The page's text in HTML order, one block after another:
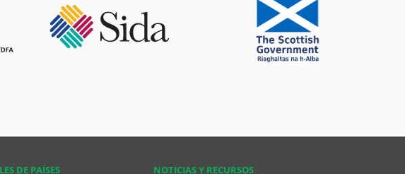
NOTICIAS Y RECURSOS
DE PAÍSES